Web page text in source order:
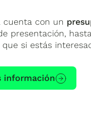
cuenta con un
presentación,
si estás
información